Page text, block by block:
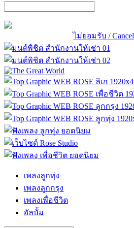
ไม่ยอมรับ / Cancel
เพลงลูกทุ่ง
เพลงลูกกรุง
เพลงเพื่อชีวิต
อัลบั้ม